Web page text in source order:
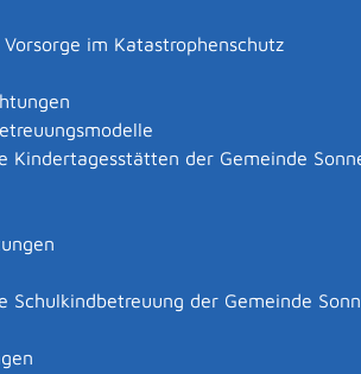
im Katastrophenschutz
Kindertagesstätten der Gemeinde
Schulkindbetreuung der Gemeinde
müssen bestimmte Vorgänge der
Dazu gehören die An-, Um- und
oder
Meldungen in einer Gemeinde ist
Sie werden von der zuständigen
oder Vollständigkeit geprüft.
über abgemeldete